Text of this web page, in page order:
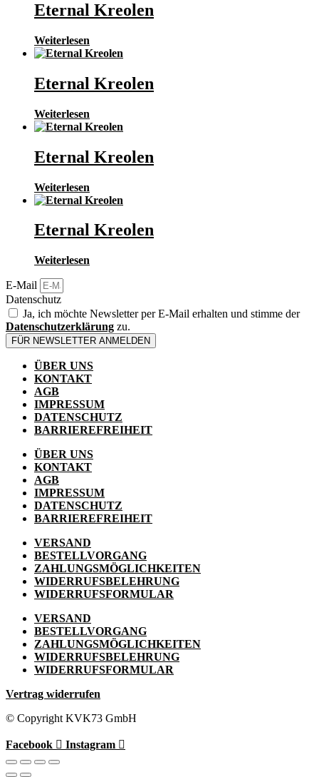
Eternal Kreolen
Weiterlesen
Eternal Kreolen
Weiterlesen
Eternal Kreolen
Weiterlesen
Eternal Kreolen
Weiterlesen
E-Mail
Datenschutz
Ja, ich möchte Newsletter per E-Mail erhalten und stimme der
Datenschutzerklärung zu.
FÜR NEWSLETTER ANMELDEN
ÜBER UNS
KONTAKT
AGB
IMPRESSUM
DATENSCHUTZ
BARRIEREFREIHEIT
ÜBER UNS
KONTAKT
AGB
IMPRESSUM
DATENSCHUTZ
BARRIEREFREIHEIT
VERSAND
BESTELLVORGANG
ZAHLUNGSMÖGLICHKEITEN
WIDERRUFSBELEHRUNG
WIDERRUFSFORMULAR
VERSAND
BESTELLVORGANG
ZAHLUNGSMÖGLICHKEITEN
WIDERRUFSBELEHRUNG
WIDERRUFSFORMULAR
Vertrag widerrufen
© Copyright KVK73 GmbH
Facebook Instagram